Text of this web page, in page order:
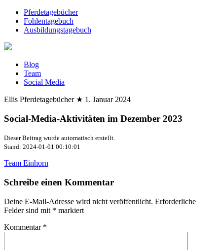
Pferdetagebücher
Fohlentagebuch
Ausbildungstagebuch
Blog
Team
Social Media
Ellis Pferdetagebücher ★ 1. Januar 2024
Social-Media-Aktivitäten im Dezember 2023
Dieser Beitrag wurde automatisch erstellt.
Stand: 2024-01-01 00:10:01
Team Einhorn
Schreibe einen Kommentar
Deine E-Mail-Adresse wird nicht veröffentlicht. Erforderliche
Felder sind mit * markiert
Kommentar *